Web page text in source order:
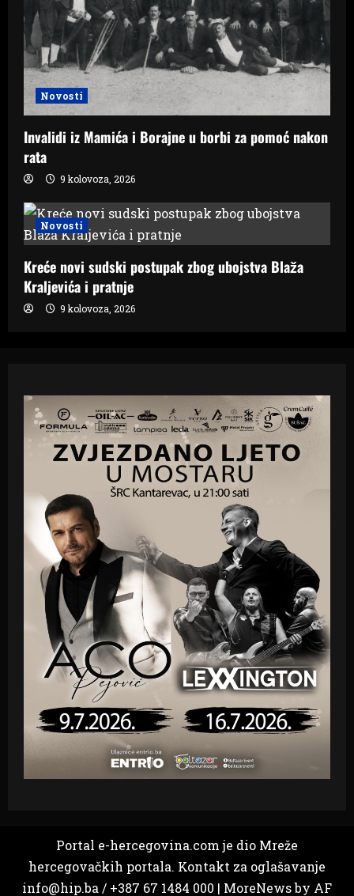
Novosti
Invalidi iz Mamića i Borajne u borbi za pomoć nakon
rata
9 kolovoza, 2026
Novosti
Kreće novi sudski postupak zbog ubojstva Blaža
Kraljevića i pratnje
9 kolovoza, 2026
Portal e-hercegovina.com je dio Mreže
hercegovačkih portala. Kontakt za oglašavanje
info@hip.ba / +387 67 1484 000 | MoreNewsby AF